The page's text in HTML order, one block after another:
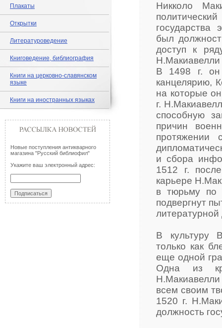
Плакаты
Открытки
Литературоведение
Книговедение, библиография
Книги на церковно-славянском
языке
Книги на иностранных языках
Новые поступления антикварного
магазина "Русский библиофил"
Укажите ваш электронный адрес:
Никколо
государства
был
доступ к
Н.Макиавелли
В 1498 г. он
канцелярию,
на которые
г.
способную
причин
протяжении
и сбора
1512 г.
карьере
в тюрьму по
подвергнут
литературной
В культуру
только как
еще одной
Одна из
всем своим
1520 г.
должность